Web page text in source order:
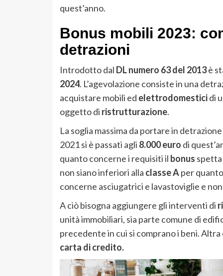
quest’anno.
Bonus mobili 2023:
detrazioni
Introdotto dal DL numero 63 del 2013è
2024. L’agevolazione consiste in una
acquistare mobili ed elettrodomesticidi
oggetto di ristrutturazione.
La soglia massima da portare in
2021 si è passati agli 8.000 euro di
quanto concerne i requisiti il bonus
non siano inferiori alla classe Aper
concerne asciugatrici e lavastoviglie e
A ciò bisogna aggiungere gli interventi di
unità immobiliari, sia parte comune di
precedente in cui si comprano i beni.
carta di credito.